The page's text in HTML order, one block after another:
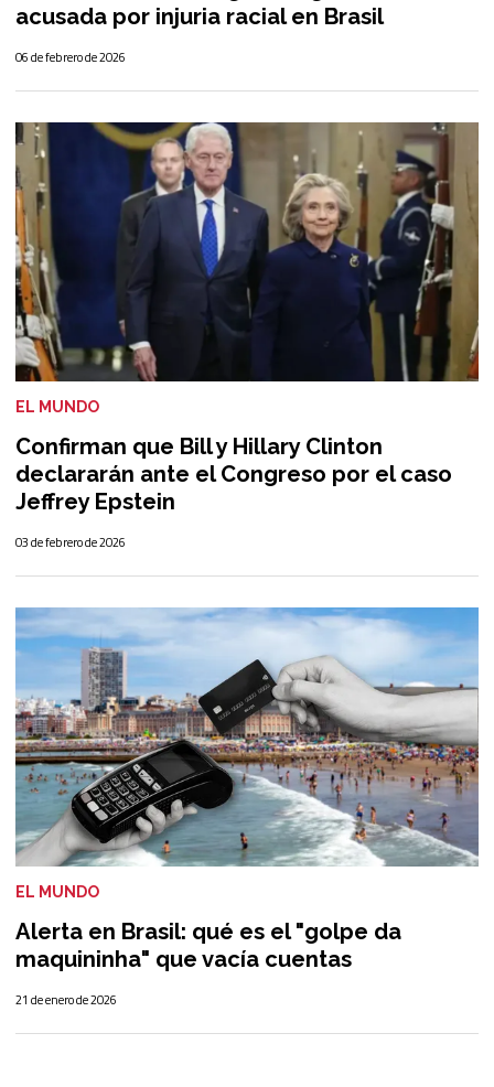
acusada por injuria racial en Brasil
06 de febrero de 2026
Confirman que Bill y Hillary Clinton
declararán ante el Congreso por el caso
Jeffrey Epstein
EL MUNDO
03 de febrero de 2026
Alerta en Brasil: qué es el "golpe da
maquininha" que vacía cuentas
EL MUNDO
21 de enero de 2026